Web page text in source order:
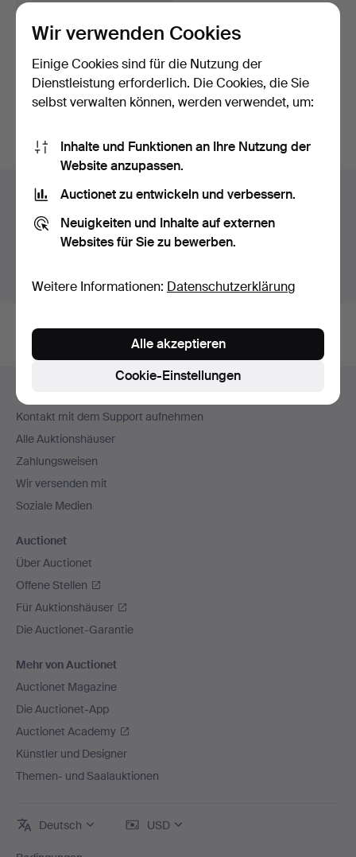
Modellschiff 'Le Sphinx',
Luxus-Motoryacht…
7 Gebote
463 USD
Auktionsarchiv
Sie suchen in unserem Archiv der beendeten
Auktionen.
Navigation
Hilfe und Kontakt
Kontakt mit dem Support aufnehmen
Alle Auktionshäuser
Zahlungsweisen
Wir versenden mit
Soziale Medien
Auctionet
Über Auctionet
Offene Stellen
Für Auktionshäuser
Die Auctionet-Garantie
Mehr von Auctionet
Auctionet Magazine
Die Auctionet-App
Auctionet Academy
Künstler und Designer
Themen- und Saalauktionen
Deutsch USD
Wir verwenden Cookies
Einige Cookies sind für die Nutzung der
Dienstleistung erforderlich. Die Cookies, die Sie
selbst verwalten können, werden verwendet, um:
Inhalte und Funktionen an Ihre Nutzung der
Website anzupassen.
Auctionet zu entwickeln und verbessern.
Neuigkeiten und Inhalte auf externen
Websites für Sie zu bewerben.
Weitere Informationen: Datenschutzerklärung
Cookie-Einstellungen
Alle akzeptieren